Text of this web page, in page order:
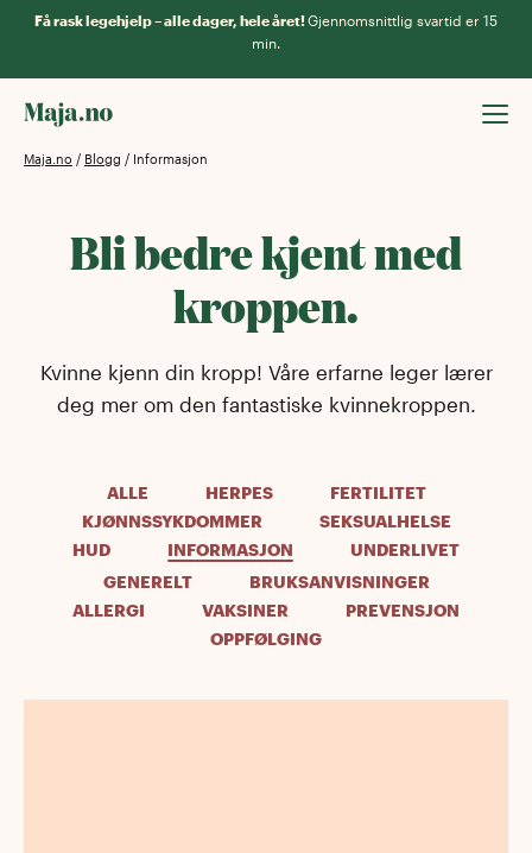
Få rask legehjelp – alle dager, hele året!Gjennomsnittlig svartid er 15
min.
Maja.no / Blogg / Informasjon
Bli bedre kjent med
kroppen.
Kvinne kjenn din kropp! Våre erfarne leger lærer
deg mer om den fantastiske kvinnekroppen.
ALLE HERPES
FERTILITET
KJØNNSSYKDOMMER
SEKSUALHELSE
HUD
INFORMASJON
UNDERLIVET
GENERELT
BRUKSANVISNINGER
ALLERGI
VAKSINER
PREVENSJON
OPPFØLGING